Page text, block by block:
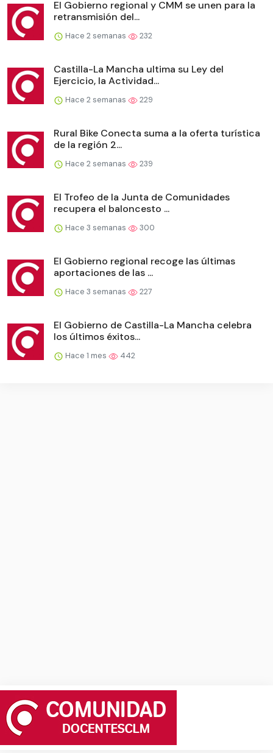
El Gobierno regional y CMM se unen para la
retransmisión del...
Hace 2 semanas 232
Castilla-La Mancha ultima su Ley del
Ejercicio, la Actividad...
Hace 2 semanas 229
Rural Bike Conecta suma a la oferta turística
de la región 2...
Hace 2 semanas 239
El Trofeo de la Junta de Comunidades
recupera el baloncesto ...
Hace 3 semanas 300
El Gobierno regional recoge las últimas
aportaciones de las ...
Hace 3 semanas 227
El Gobierno de Castilla-La Mancha celebra
los últimos éxitos...
Hace 1 mes 442